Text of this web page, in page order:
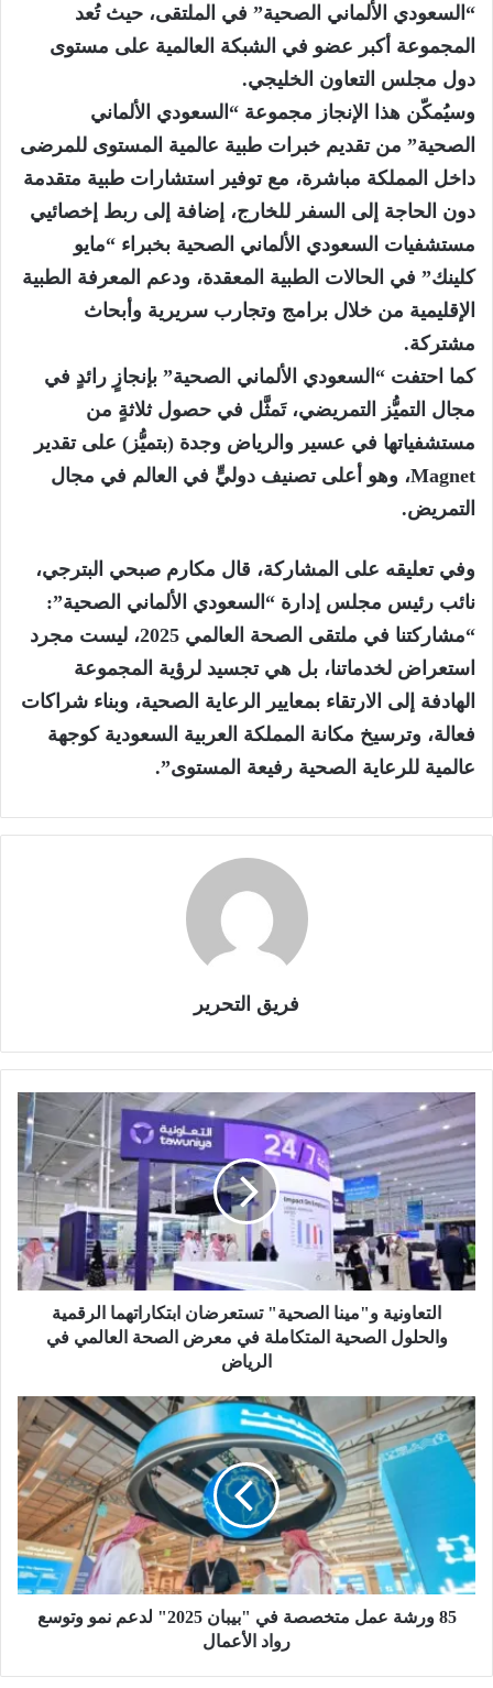
“السعودي الألماني الصحية” في الملتقى، حيث تُعد
المجموعة أكبر عضو في الشبكة العالمية على مستوى
دول مجلس التعاون الخليجي.
وسيُمكّن هذا الإنجاز مجموعة “السعودي الألماني
الصحية” من تقديم خبرات طبية عالمية المستوى للمرضى
داخل المملكة مباشرة، مع توفير استشارات طبية متقدمة
دون الحاجة إلى السفر للخارج، إضافة إلى ربط إخصائيي
مستشفيات السعودي الألماني الصحية بخبراء “مايو
كلينك” في الحالات الطبية المعقدة، ودعم المعرفة الطبية
الإقليمية من خلال برامج وتجارب سريرية وأبحاث
مشتركة.
كما احتفت “السعودي الألماني الصحية” بإنجازٍ رائدٍ في
مجال التميُّز التمريضي، تَمثَّل في حصول ثلاثةٍ من
مستشفياتها في عسير والرياض وجدة (بتميُّز) على تقدير
Magnet، وهو أعلى تصنيف دوليٍّ في العالم في مجال
التمريض.
وفي تعليقه على المشاركة، قال مكارم صبحي البترجي،
نائب رئيس مجلس إدارة “السعودي الألماني الصحية”:
“مشاركتنا في ملتقى الصحة العالمي 2025، ليست مجرد
استعراض لخدماتنا، بل هي تجسيد لرؤية المجموعة
الهادفة إلى الارتقاء بمعايير الرعاية الصحية، وبناء شراكات
فعالة، وترسيخ مكانة المملكة العربية السعودية كوجهة
عالمية للرعاية الصحية رفيعة المستوى”.
فريق التحرير
ل
ت
ا
و
ن
ي
ة
ن
ا
ا
ل
ي
ة
"
ع
التعاونية و"مينا الصحية" تستعرضان ابتكاراتهما الرقمية
والحلول الصحية المتكاملة في معرض الصحة العالمي في
الرياض
8
5
و
ر
ع
م
ل
85 ورشة عمل متخصصة في "بيبان 2025" لدعم نمو وتوسع
رواد الأعمال